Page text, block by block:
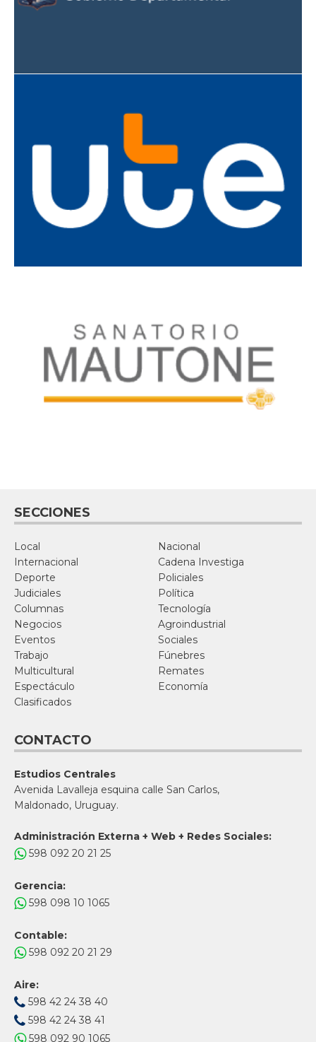
SECCIONES
Local
Nacional
Internacional
Cadena Investiga
Deporte
Policiales
Judiciales
Política
Columnas
Tecnología
Negocios
Agroindustrial
Eventos
Sociales
Trabajo
Fúnebres
Multicultural
Remates
Espectáculo
Economía
Clasificados
CONTACTO
Estudios Centrales
Avenida Lavalleja esquina calle San Carlos,
Maldonado, Uruguay.
Administración Externa + Web + Redes Sociales:
598 092 20 21 25
Gerencia:
598 098 10 1065
Contable:
598 092 20 21 29
Aire:
598 42 24 38 40
598 42 24 38 41
598 092 90 1065